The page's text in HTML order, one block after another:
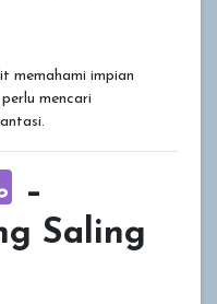
memahami impian
mencari
–
Saling